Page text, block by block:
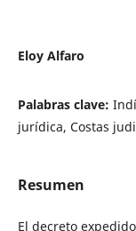
Eloy Alfaro
Palabras clave:
jurídica, Costas
Resumen
El decreto